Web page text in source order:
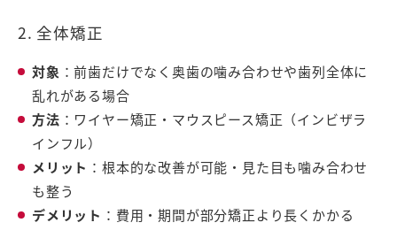
2. 全体矯正
対象 ：前歯だけでなく奥歯の噛み合わせや歯列全体に
乱れがある場合
方法 ：ワイヤー矯正・マウスピース矯正（インビザラ
インフル）
メリット ：根本的な改善が可能・見た目も噛み合わせ
も整う
デメリット ：費用・期間が部分矯正より長くかかる